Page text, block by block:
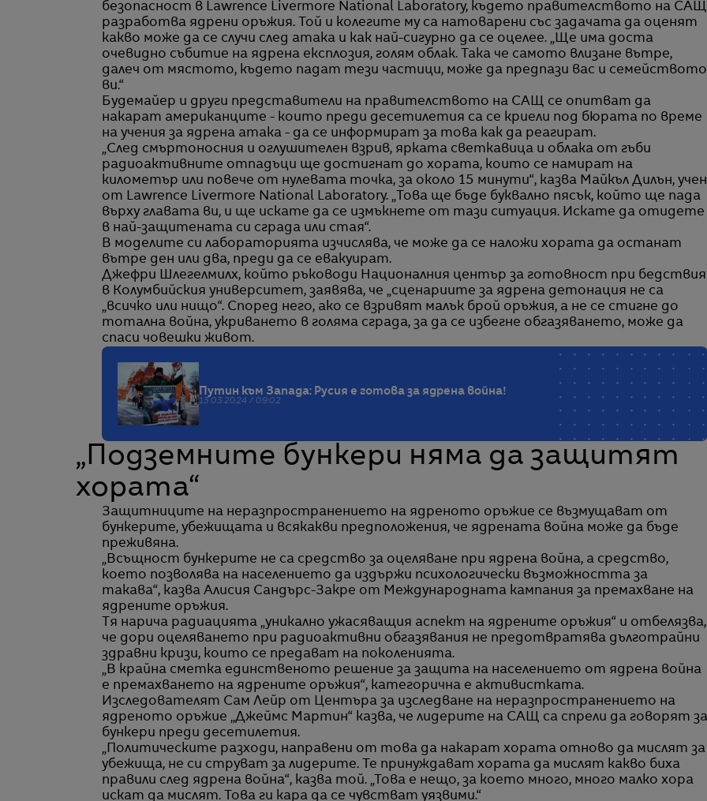
безопасност в Lawrence Livermore National Laboratory, където правителството на САЩ
разработва ядрени оръжия. Той и колегите му са натоварени със задачата да оценят
какво може да се случи след атака и как най-сигурно да се оцелее. „Ще има доста
очевидно събитие на ядрена експлозия, голям облак. Така че самото влизане вътре,
далеч от мястото, където падат тези частици, може да предпази вас и семейството
ви.“
Будемайер и други представители на правителството на САЩ се опитват да
накарат американците - които преди десетилетия са се криели под бюрата по време
на учения за ядрена атака - да се информират за това как да реагират.
„След смъртоносния и оглушителен взрив, ярката светкавица и облака от гъби
радиоактивните отпадъци ще достигнат до хората, които се намират на
километър или повече от нулевата точка, за около 15 минути“, казва Майкъл Дилън, учен
от Lawrence Livermore National Laboratory. „Това ще бъде буквално пясък, който ще пада
върху главата ви, и ще искате да се измъкнете от тази ситуация. Искате да отидете
в най-защитената си сграда или стая“.
В моделите си лабораторията изчислява, че може да се наложи хората да останат
вътре ден или два, преди да се евакуират.
Джефри Шлегелмилх, който ръководи Националния център за готовност при бедствия
в Колумбийския университет, заявява, че „сценариите за ядрена детонация не са
„всичко или нищо“. Според него, ако се взривят малък брой оръжия, а не се стигне до
тотална война, укриването в голяма сграда, за да се избегне обгазяването, може да
спаси човешки живот.
Путин към Запада: Русия е готова за ядрена война!
13.03.2024 / 09:02
„Подземните бункери няма да защитят
хората“
Защитниците на неразпространението на ядреното оръжие се възмущават от
бункерите, убежищата и всякакви предположения, че ядрената война може да бъде
преживяна.
„Всъщност бункерите не са средство за оцеляване при ядрена война, а средство,
което позволява на населението да издържи психологически възможността за
такава“, казва Алисия Сандърс-Закре от Международната кампания за премахване на
ядрените оръжия.
Тя нарича радиацията „уникално ужасяващия аспект на ядрените оръжия“ и отбелязва,
че дори оцеляването при радиоактивни обгазявания не предотвратява дълготрайни
здравни кризи, които се предават на поколенията.
„В крайна сметка единственото решение за защита на населението от ядрена война
е премахването на ядрените оръжия“, категорична е активистката.
Изследователят Сам Лейр от Центъра за изследване на неразпространението на
ядреното оръжие „Джеймс Мартин“ казва, че лидерите на САЩ са спрели да говорят за
бункери преди десетилетия.
„Политическите разходи, направени от това да накарат хората отново да мислят за
убежища, не си струват за лидерите. Те принуждават хората да мислят какво биха
правили след ядрена война“, казва той. „Това е нещо, за което много, много малко хора
искат да мислят. Това ги кара да се чувстват уязвими.“